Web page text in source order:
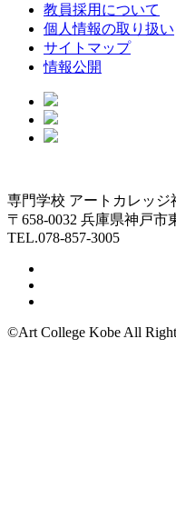
教員採用について
個人情報の取り扱い
サイトマップ
情報公開
専門学校 アートカレッジ
〒658-0032 兵庫県神戸
TEL.078-857-3005
©Art College Kobe All